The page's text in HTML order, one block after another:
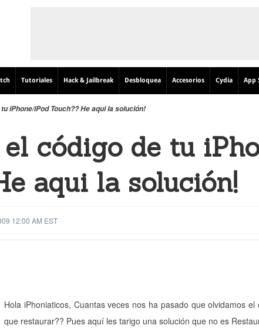
Tutoriales Hack & Jailbreak Desbloquea Accesorios Cydia App
iPhone/iPod Touch?? He aqui la solución!
código de tu
aqui la solución!
12:00 AM EST
Hola iPhoniaticos, Cuantas veces nos ha pasado que olvidamos
que restaurar?? Pues aquí les tarigo una solución que no es